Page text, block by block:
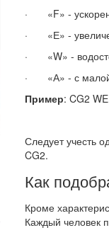
· «F» -
· «Е» -
· «W» -
· «А» - с малой
Пример: CG2
Следует учесть
CG2.
Как
Кроме
Каждый человек